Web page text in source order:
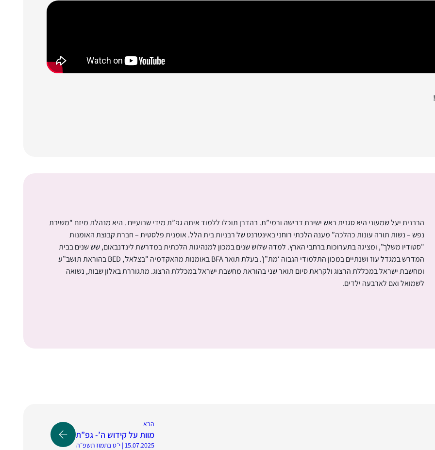
הרבנית יעל שמעוני היא סגנית ראש ישיבת דרישה ורמי”ת. בהדרן תוכלו ללמוד איתה גפ”ת מידי שבועיים . היא מנהלת מיזם "משיבת
נפש – נשות תורה עונות כהלכה” מענה הלכתי רוחני באינטרנט של רבניות בית הלל. אומנית פלסטית – חברת קבוצת האומנות
"סטודיו משלך”, ומציגה בתערוכות ברחבי הארץ. למדה שלוש שנים במכון למנהיגות הלכתית במדרשת לינדנבאום, שש שנים בבית
המדרש במגדל עוז ושנתיים במכון התלמודי הגבוה ‘מת”ן’. בעלת תואר BFA באומנות מהאקדמיה "בצלאל’, BED בהוראת תושב”ע
ומחשבת ישראל במכללת הרצוג ולקראת סיום תואר שני בהוראת מחשבת ישראל במכללת הרצוג. מתגוררת באלון שבות, נשואה
לשמואל ואם לארבעה ילדים.
הבא
מוות על קידוש ה’- גפ”ת
15.07.2025 | י״ט בתמוז תשפ״ה